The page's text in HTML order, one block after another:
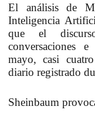
El análisis de
Inteligencia
que el
conversaciones
mayo, casi
diario registrado
Sheinbaum